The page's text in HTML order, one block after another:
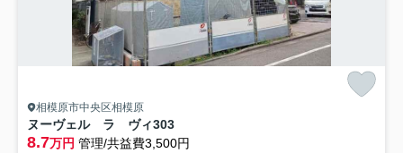
相模原市中央区相模原
ヌーヴェル ラ ヴィ303
8.7万円 管理/共益費3,500円